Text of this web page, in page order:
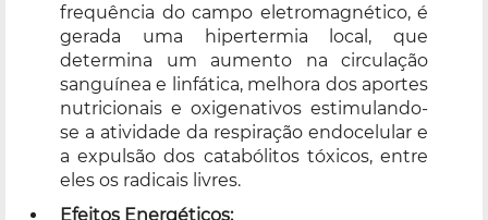
frequência do campo eletromagnético, é
gerada uma hipertermia local, que
determina um aumento na circulação
sanguínea e linfática, melhora dos aportes
nutricionais e oxigenativos estimulando-
se a atividade da respiração endocelular e
a expulsão dos catabólitos tóxicos, entre
eles os radicais livres.
Efeitos Energéticos: